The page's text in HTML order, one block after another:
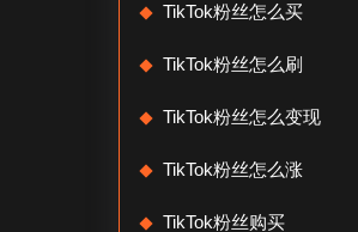
TikTok粉丝怎么买
TikTok粉丝怎么刷
TikTok粉丝怎么变现
TikTok粉丝怎么涨
TikTok粉丝购买